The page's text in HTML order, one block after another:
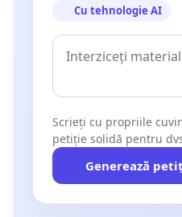
Cu tehnologie AI
Scrieți cu propriile
petiție solidă pentru
Generează